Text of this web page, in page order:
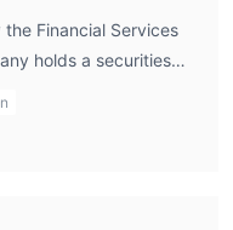
Financial Services
holds a securities
Director of the
to strict financial